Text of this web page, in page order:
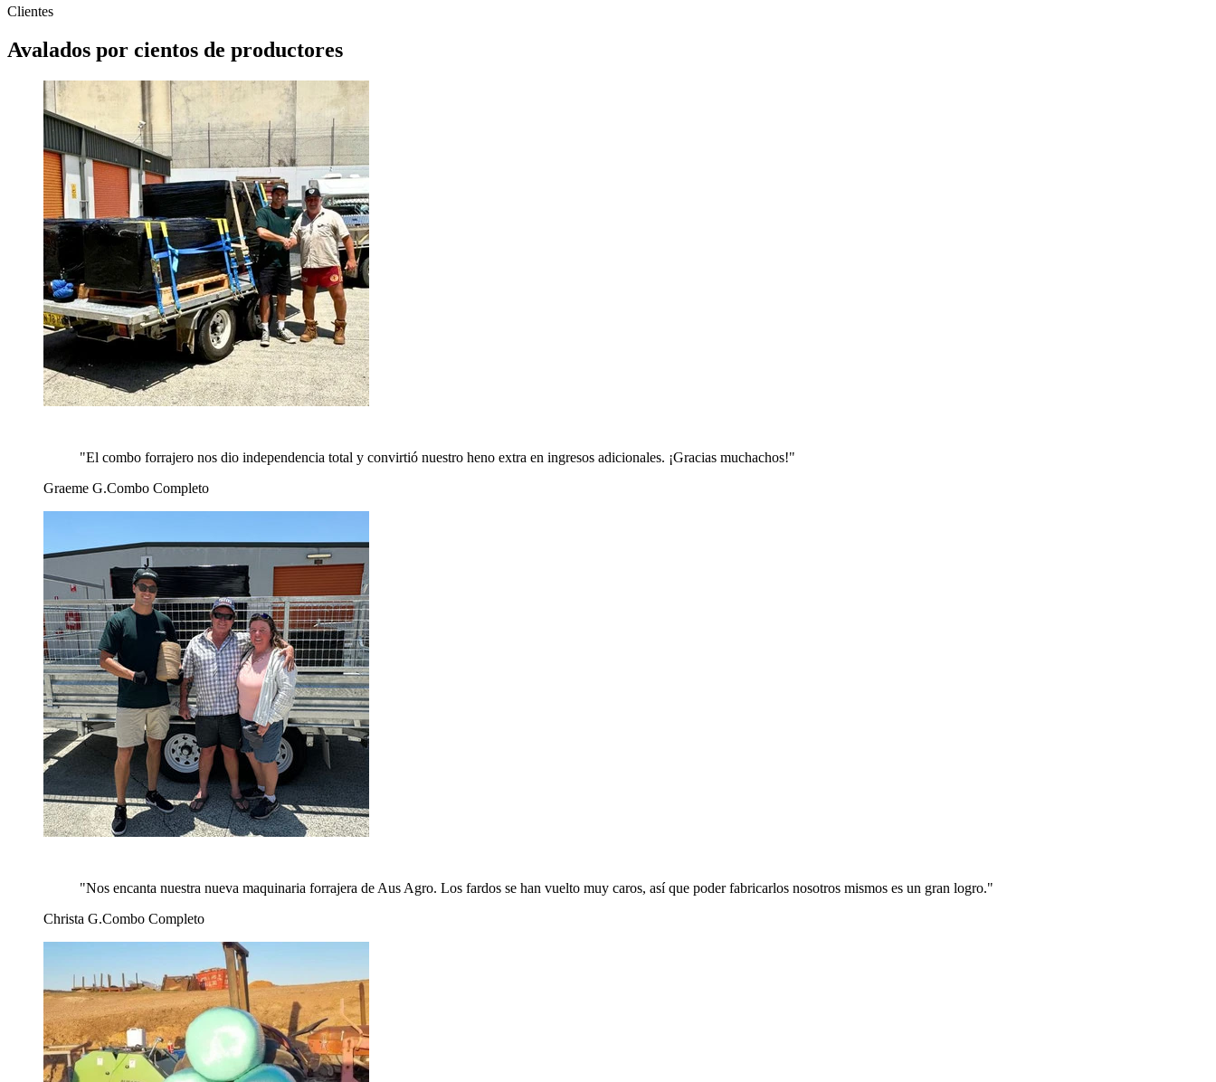
Clientes
Avalados por cientos de productores
"El combo forrajero nos dio independencia total y convirtió nuestro heno extra en ingresos adicionales. ¡Gracias muchachos!"
Graeme G.Combo Completo
"Nos encanta nuestra nueva maquinaria forrajera de Aus Agro. Los fardos se han vuelto muy caros, así que poder fabricarlos nosotros mismos es un gran logro."
Christa G.Combo Completo